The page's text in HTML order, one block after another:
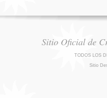
Sitio Oficial de
TODOS LOS
Sitio